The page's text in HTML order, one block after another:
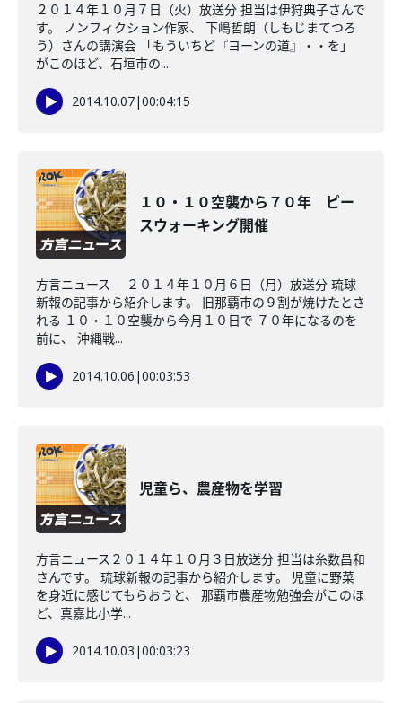
２０１４年１０月７日（火）放送分 担当は伊狩典子さんで
す。 ノンフィクション作家、 下嶋哲朗（しもじまてつろ
う）さんの講演会 「もういちど『ヨーンの道』・・を」
がこのほど、石垣市の...
2014.10.07|00:04:15
１０・１０空襲から７０年 ピー
スウォーキング開催
方言ニュース ２０１４年１０月６日（月）放送分 琉球
新報の記事から紹介します。 旧那覇市の９割が焼けたとさ
れる １０・１０空襲から今月１０日で ７０年になるのを
前に、 沖縄戦...
2014.10.06 |00:03:53
児童ら、農産物を学習
方言ニュース２０１４年１０月３日放送分 担当は糸数昌和
さんです。 琉球新報の記事から紹介します。 児童に野菜
を身近に感じてもらおうと、 那覇市農産物勉強会がこのほ
ど、真嘉比小学...
2014.10.03 |00:03:23